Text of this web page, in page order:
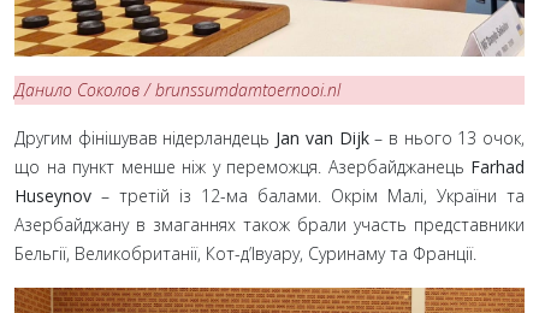
Данило Соколов/ brunssumdamtoernooi.nl
Другим фінішував нідерландець Jan van Dijk– в нього 13 очок,
що на пункт менше ніж у переможця. Азербайджанець Farhad
Huseynov – третій із 12-ма балами. Окрім Малі, України та
Азербайджану в змаганнях також брали участь представники
Бельгії, Великобританії, Кот-д’Івуару, Суринаму та Франції.